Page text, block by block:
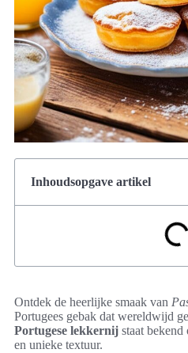
Inhoudsopgave artikel
Ontdek de heerlijke smaak van
Portugees gebak dat wereldwijd
Portugese lekkernij staat
en unieke textuur.